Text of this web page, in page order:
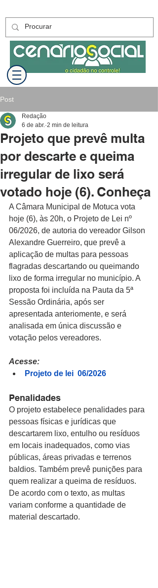
Post
Projeto que prevê multa
por descarte e queima
irregular de lixo será
votado hoje (6). Conheça
Redação
6 de abr. 2 min de leitura
A Câmara Municipal de Motuca vota
hoje (6), às 20h, o Projeto de Lei nº
06/2026, de autoria do vereador Gilson
Alexandre Guerreiro, que prevê a
aplicação de multas para pessoas
flagradas descartando ou queimando
lixo de forma irregular no município. A
proposta foi incluída na Pauta da 5ª
Sessão Ordinária, após ser
apresentada anteriomente, e será
analisada em única discussão e
votação pelos vereadores.
Acesse:
Projeto de lei  06/2026
Penalidades
O projeto estabelece penalidades para
pessoas físicas e jurídicas que
descartarem lixo, entulho ou resíduos
em locais inadequados, como vias
públicas, áreas privadas e terrenos
baldios. Também prevê punições para
quem realizar a queima de resíduos.
De acordo com o texto, as multas
variam conforme a quantidade de
material descartado.